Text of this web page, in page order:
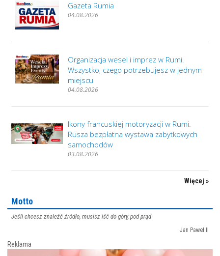
Gazeta Rumia
04.08.2026
Organizacja wesel i imprez w Rumi.
Wszystko, czego potrzebujesz w jednym
miejscu
04.08.2026
Ikony francuskiej motoryzacji w Rumi.
Rusza bezpłatna wystawa zabytkowych
samochodów
03.08.2026
Więcej »
Motto
Jeśli chcesz znaleźć źródło, musisz iść do góry, pod prąd
Jan Paweł II
Reklama